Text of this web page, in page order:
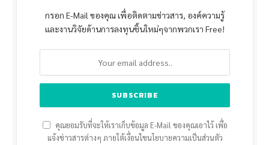
กรอก E-Mail ของคุณ เพื่อติดตามข่าวสาร, องค์ความรู้
และงานวิจัยด้านการลงทุนชิ้นใหม่ๆจากพวกเรา Free!
คุณยอมรับที่จะให้เราเก็บข้อมูล E-Mail ของคุณเอาไว้ เพื่อ
แจ้งข่าวสารต่างๆ ภายใต้เงื่อนไขนโยบายความเป็นส่วนตัว